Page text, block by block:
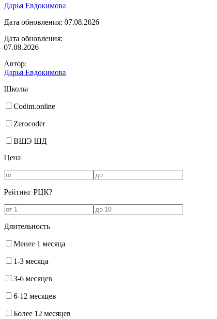
Дарья Евдокимова
Дата обновления: 07.08.2026
Дата обновления:
07.08.2026
Автор:
Дарья Евдокимова
Школы
Codim.online
Zerocoder
ВШЭ ШД
Цена
Рейтинг РЦК?
Длительность
Менее 1 месяца
1-3 месяца
3-6 месяцев
6-12 месяцев
Более 12 месяцев